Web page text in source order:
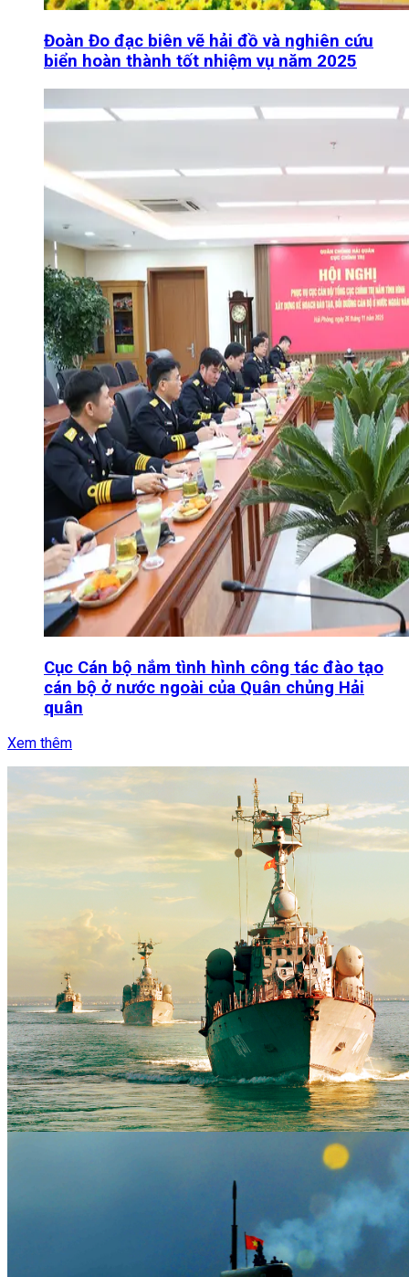
Đoàn Đo đạc biên vẽ hải đồ và nghiên cứu
biển hoàn thành tốt nhiệm vụ năm 2025
Cục Cán bộ nắm tình hình công tác đào tạo
cán bộ ở nước ngoài của Quân chủng Hải
quân
Xem thêm